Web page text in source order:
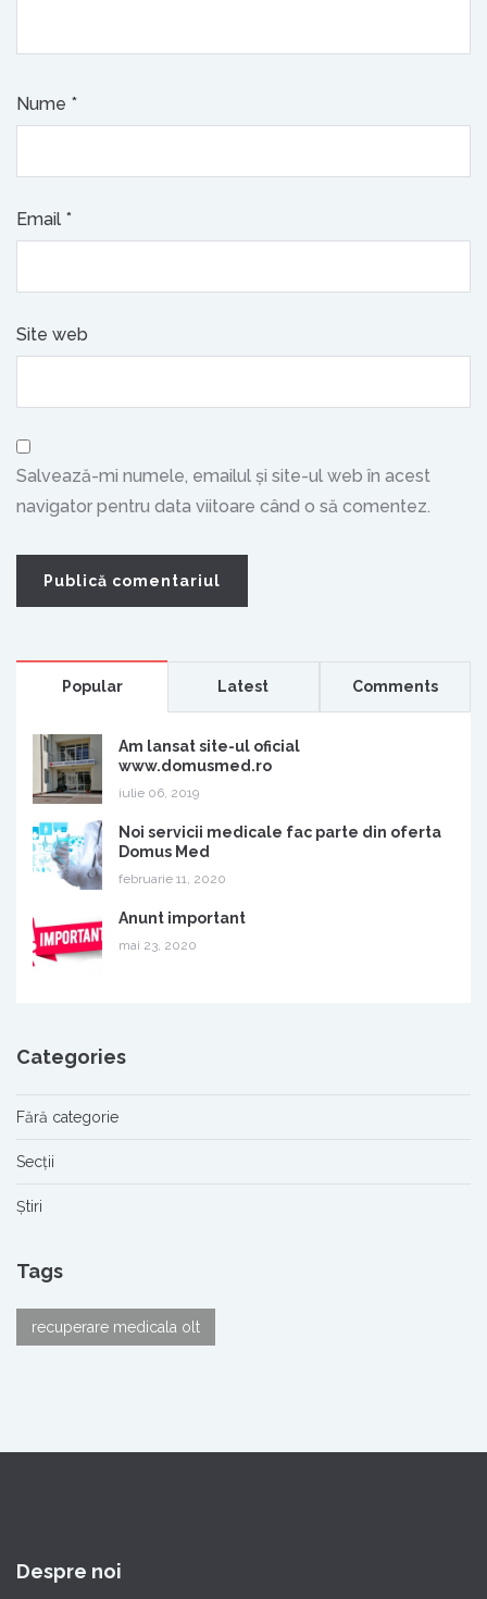
Nume *
Email *
Site web
Salvează-mi numele, emailul și site-ul web în acest
navigator pentru data viitoare când o să comentez.
Popular Latest Comments
Am lansat site-ul oficial
www.domusmed.ro
iulie 06, 2019
Noi servicii medicale fac parte din oferta
Domus Med
februarie 11, 2020
Anunt important
mai 23, 2020
Categories
Fără categorie
Secții
Știri
Tags
recuperare medicala olt
Despre noi